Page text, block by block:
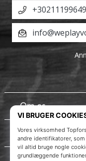
Om os
Kundeservice